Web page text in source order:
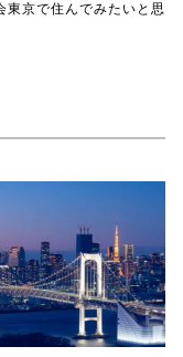
東京で住んでみたいと思